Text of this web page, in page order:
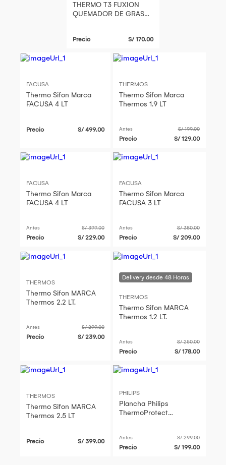
THERMO T3 FUXION
QUEMADOR DE GRASA
Precio S/ 170.00
FACUSA
Thermo Sifon Marca
FACUSA 4 LT
Precio S/ 499.00
THERMOS
Thermo Sifon Marca
Thermos 1.9 LT
Antes S/ 199.00
Precio S/ 129.00
FACUSA
Thermo Sifon Marca
FACUSA 4 LT
Antes S/ 399.00
Precio S/ 229.00
FACUSA
Thermo Sifon Marca
FACUSA 3 LT
Antes S/ 380.00
Precio S/ 209.00
THERMOS
Thermo Sifon MARCA
Thermos 2.2 LT.
Antes S/ 299.00
Precio S/ 239.00
THERMOS
Thermo Sifon MARCA
Thermos 1.2 LT.
Antes S/ 250.00
Precio S/ 178.00
THERMOS
Thermo Sifon MARCA
Thermos 2.5 LT
Precio S/ 399.00
PHILIPS
Plancha Philips
ThermoProtect
Antes S/ 299.00
Precio S/ 199.00